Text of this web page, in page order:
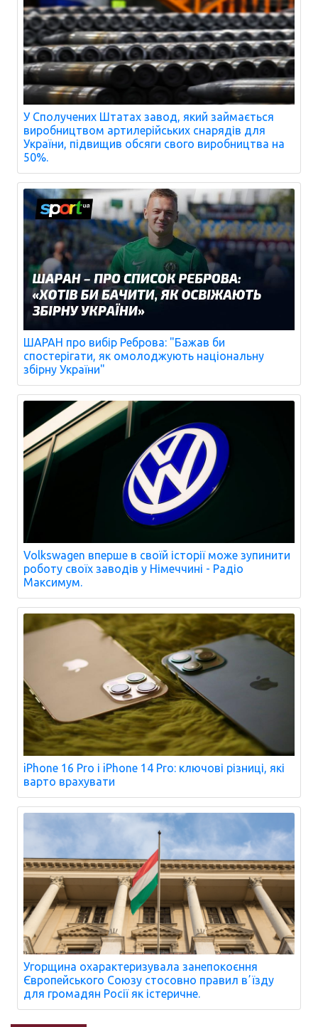
У Сполучених Штатах завод, який займається
виробництвом артилерійських снарядів для
України, підвищив обсяги свого виробництва на
50%.
ШАРАН про вибір Реброва: "Бажав би
спостерігати, як омолоджують національну
збірну України"
Volkswagen вперше в своїй історії може зупинити
роботу своїх заводів у Німеччині - Радіо
Максимум.
iPhone 16 Pro і iPhone 14 Pro: ключові різниці, які
варто врахувати
Угорщина охарактеризувала занепокоєння
Європейського Союзу стосовно правил вʼїзду
для громадян Росії як істеричне.